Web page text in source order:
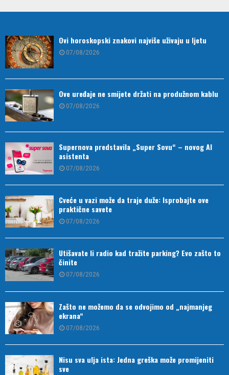
Ovi horoskopski znakovi najviše uživaju u ljetu
07/08/2026
Ove uređaje ne smijete držati na produžnom kablu
07/08/2026
Supernova predstavila „Super Sovu“ – novog AI
asistenta
07/08/2026
Cveće u vazi može da traje duže: Isprobajte ove
praktične savete
07/08/2026
Utišavate li radio kad tražite parking? Evo zašto to
činite
07/08/2026
Zašto ne možemo da se odvojimo od „najmanjeg
ekrana“
07/08/2026
Nisu sva ulja ista: Jedna greška može promijeniti
sve